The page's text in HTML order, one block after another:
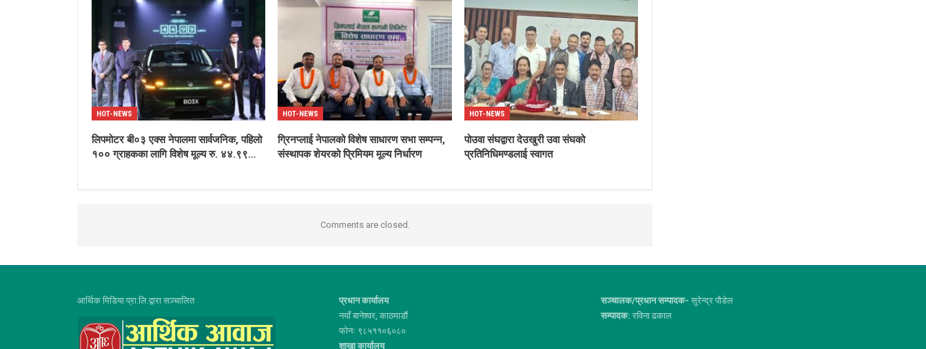
HOT-NEWS
लिपमोटर बी०३ एक्स नेपालमा सार्वजनिक, पहिलो
१०० ग्राहकका लागि विशेष मूल्य रु. ४४.९९…
HOT-NEWS
ग्रिनप्लाई नेपालको विशेष साधारण सभा सम्पन्न,
संस्थापक शेयरको प्रिमियम मूल्य निर्धारण
HOT-NEWS
पोउवा संघद्वारा देउखुरी उवा संघको
प्रतिनिधिमण्डलाई स्वागत
Comments are closed.
आर्थिक मिडिया प्रा.लि.द्वारा सञ्चालित
प्रधान कार्यालय
नयाँ बानेश्वर, काठमाडौं
फोनः ९८५११०६०८०
शाखा कार्यालय
सञ्चालक/प्रधान सम्पादक- सुरेन्द्र पौडेल
सम्पादक: रविना ढकाल